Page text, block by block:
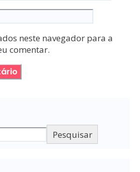
neste navegador para a
comentar.
Pesquisar